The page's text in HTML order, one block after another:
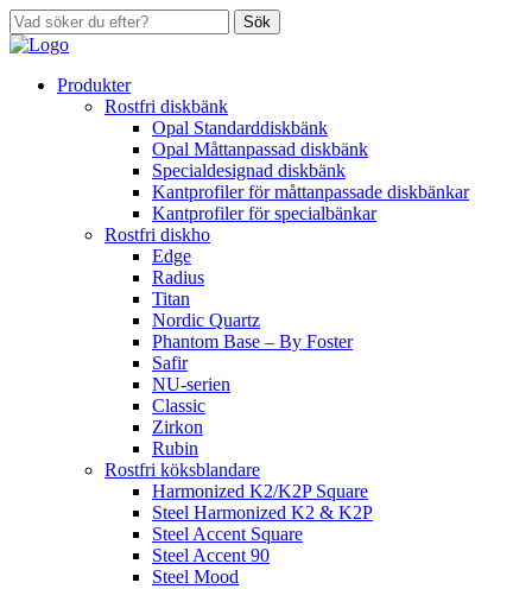
Sök
Produkter
Rostfri diskbänk
Opal Standarddiskbänk
Opal Måttanpassad diskbänk
Specialdesignad diskbänk
Kantprofiler för måttanpassade diskbänkar
Kantprofiler för specialbänkar
Rostfri diskho
Edge
Radius
Titan
Nordic Quartz
Phantom Base – By Foster
Safir
NU-serien
Classic
Zirkon
Rubin
Rostfri köksblandare
Harmonized K2/K2P Square
Steel Harmonized K2 & K2P
Steel Accent Square
Steel Accent 90
Steel Mood